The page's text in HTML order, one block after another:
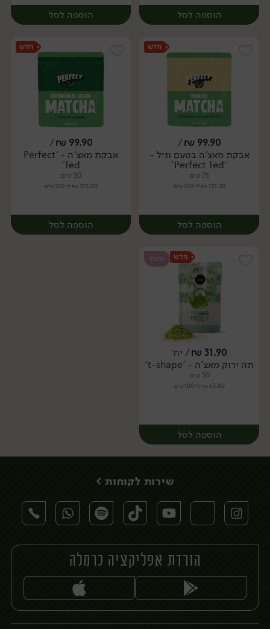
הוספה לסל
יח׳
הוספה לסל
יח׳
99.90
₪
/
אבקת מאצ'ה בטעם וניל -
'Perfect Ted'
75 גרם
133.20 ₪ ל-100 גרם
הוספה לסל
99.90
₪
/
אבקת מאצ'ה - 'Perfect
Ted'
30 גרם
333.00 ₪ ל-100 גרם
הוספה לסל
טבעוני
31.90
₪/ יח׳
תה ירוק מאצ'ה - 't-shape'
50 גרם
63.80 ₪ ל-100 גרם
הוספה לסל
יח׳
שירות לקוחות >
הורדת אפליקציה כרמלה